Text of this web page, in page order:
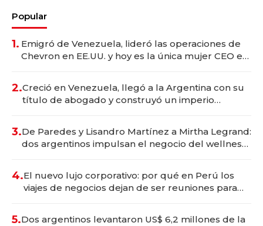
Popular
1. Emigró de Venezuela, lideró las operaciones de
Chevron en EE.UU. y hoy es la única mujer CEO en
2.Creció en Venezuela, llegó a la Argentina con su
título de abogado y construyó un imperio
3.De Paredes y Lisandro Martínez a Mirtha Legrand:
dos argentinos impulsan el negocio del wellness
4.El nuevo lujo corporativo: por qué en Perú los
viajes de negocios dejan de ser reuniones para
5.Dos argentinos levantaron US$ 6,2 millones de la